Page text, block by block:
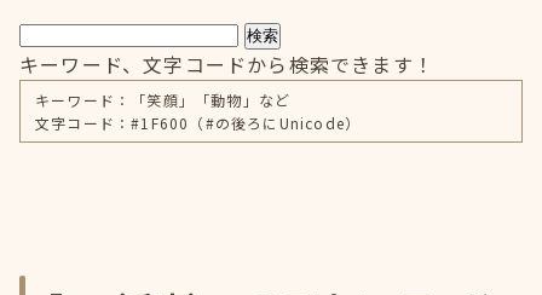
検索
キーワード、文字コードから検索できます！
キーワード：「笑顔」「動物」など
文字コード：#1F600（#の後ろにUnicode）